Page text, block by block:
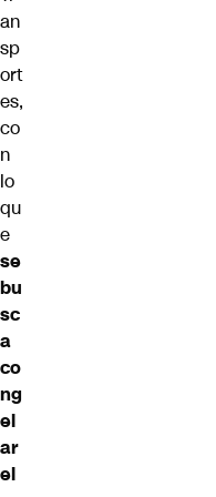
an
sp
ort
es,
co
n
lo
qu
e
se
bu
sc
a
co
ng
el
ar
el